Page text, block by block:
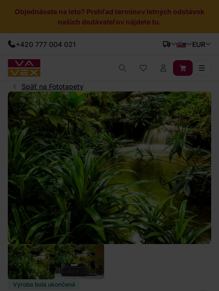
Objednávate na leto? Prehľad termínov letných odstávok
našich dodávateľov nájdete tu.
+420 777 004 021 EUR
Späť na Fototapety
Výroba bola ukončená